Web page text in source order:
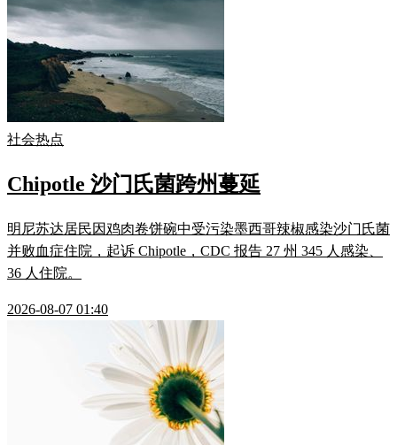
社会热点
Chipotle 沙门氏菌跨州蔓延
明尼苏达居民因鸡肉卷饼碗中受污染墨西哥辣椒感染沙门氏菌
并败血症住院，起诉 Chipotle，CDC 报告 27 州 345 人感染、
36 人住院。
2026-08-07 01:40